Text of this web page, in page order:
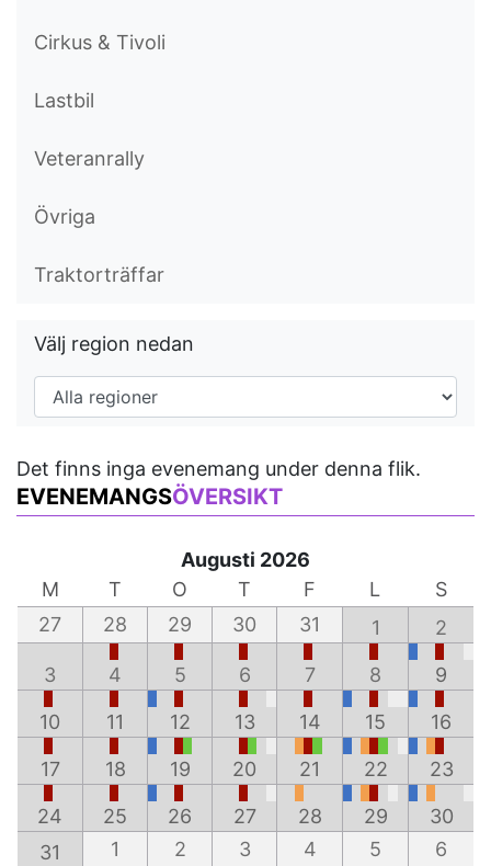
Cirkus & Tivoli
Lastbil
Veteranrally
Övriga
Traktorträffar
Välj region nedan
Det finns inga evenemang under denna flik.
EVENEMANGSÖVERSIKT
Augusti 2026
M
T O T F L
S
27
28 29 30 31 1 2
3 4 5 6 7 8 9
10 11 12 13 14 15 16
17 18 19 20 21 22 23
24 25 26 27 28 29
30
31
1 2 3 4 5 6